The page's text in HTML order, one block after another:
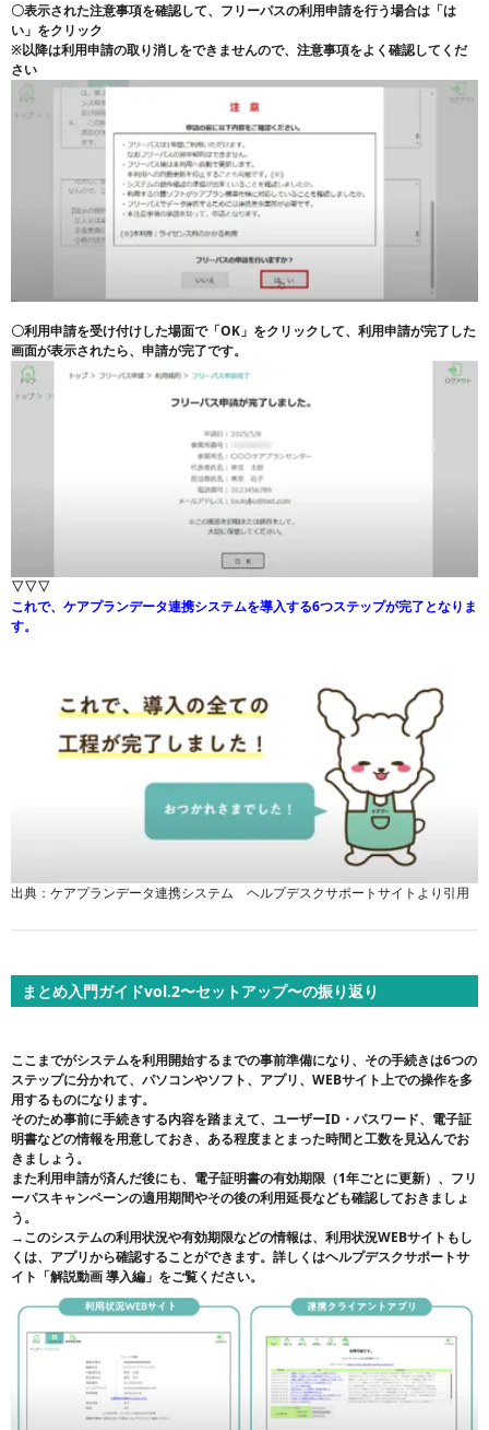
〇表示された注意事項を確認して、フリーパスの利用申請を行う場合は「は
い」をクリック
※以降は利用申請の取り消しをできませんので、注意事項をよく確認してくだ
さい
〇利用申請を受け付けした場面で「OK」をクリックして、利用申請が完了した
画面が表示されたら、申請が完了です。
▽▽▽
これで、ケアプランデータ連携システムを導入する6つステップが完了となりま
す。
出典：ケアプランデータ連携システム ヘルプデスクサポートサイトより引用
まとめ入門ガイドvol.2〜セットアップ〜の振り返り
ここまでがシステムを利用開始するまでの事前準備になり、その手続きは6つの
ステップに分かれて、パソコンやソフト、アプリ、WEBサイト上での操作を多
用するものになります。
そのため事前に手続きする内容を踏まえて、ユーザーID・パスワード、電子証
明書などの情報を用意しておき、ある程度まとまった時間と工数を見込んでお
きましょう。
また利用申請が済んだ後にも、電子証明書の有効期限（1年ごとに更新）、フリ
ーパスキャンペーンの適用期間やその後の利用延長なども確認しておきましょ
う。
→このシステムの利用状況や有効期限などの情報は、利用状況WEBサイトもし
くは、アプリから確認することができます。 詳しくはヘルプデスクサポートサ
イト「解説動画 導入編」をご覧ください。